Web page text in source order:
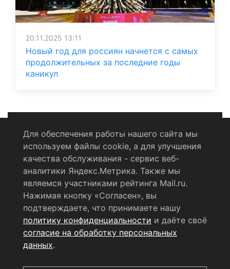
20.11.2025 13:11
Новый год для россиян начнется с самых
продолжительных за последние годы
каникул
Политика конфиденциальности
Согласие на обработку персональных данных
RSS-лента
© 2004 - 2026 Сетевое издание Щёлковское ТВ.
Свидетельство о регистрации СМИ
ЭЛ № ФС 77 - 79754 от 07.12.2020 г.
Для обеспечения работы нашего сайта мы
используем файлы cookie, а для улучшения
качества обслуживания - сервис веб-
аналитики Яндекс.Метрика. Также мы
являемся участниками рейтинга Mail.ru.
Нажимая кнопку «Согласен», вы
подтверждаете, что принимаете нашу
политику конфиденциальности и даёте своё
согласие на обработку персональных
данных.